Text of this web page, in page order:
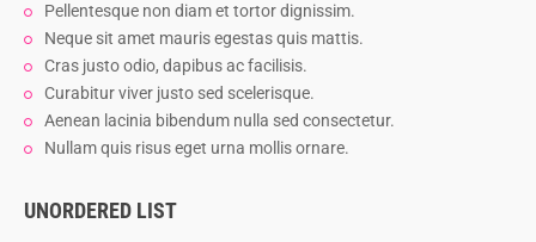
Pellentesque non diam et tortor dignissim.
Neque sit amet mauris egestas quis mattis.
Cras justo odio, dapibus ac facilisis.
Curabitur viver justo sed scelerisque.
Aenean lacinia bibendum nulla sed consectetur.
Nullam quis risus eget urna mollis ornare.
UNORDERED LIST